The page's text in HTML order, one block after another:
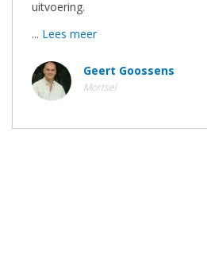
uitvoering.
... Lees meer
Geert Goossens
Mortsel